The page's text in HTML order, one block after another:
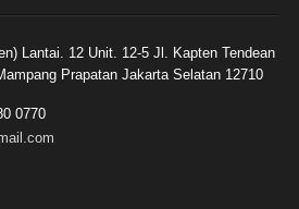
Lantai. 12 Unit. 12-5 Jl. Kapten Tendean
Prapatan Jakarta Selatan 12710
0770